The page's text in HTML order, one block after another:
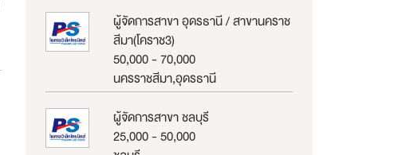
ผู้จัดการสาขา อุดรธานี / สาขานคราช
สีมา(โคราช3)
50,000 - 70,000
นครราชสีมา,อุดรธานี
ผู้จัดการสาขา ชลบุรี
25,000 - 50,000